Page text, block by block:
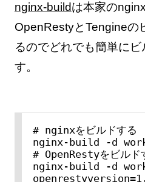
nginx-buildは本家の
OpenRestyとTengineの
るのでどれでも簡単に
す。
# nginxをビルドする
nginx-build -d
# OpenRestyをビルド
nginx-build -d